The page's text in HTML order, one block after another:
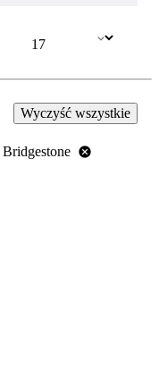
Wyczyść wszystkie
Bridgestone